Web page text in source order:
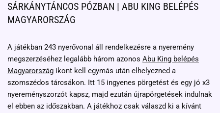
SÁRKÁNYTÁNCOS PÓZBAN | ABU KING BELÉPÉS
MAGYARORSZÁG
A játékban 243 nyerővonal áll rendelkezésre a nyeremény
megszerzéséhez legalább három azonos Abu King belépés
Magyarország ikont kell egymás után elhelyezned a
szomszédos tárcsákon. Itt 15 ingyenes pörgetést és egy jó x3
nyereményszorzót kapsz, majd ezután újrapörgetések indulnak
el ebben az időszakban. A játékhoz csak válaszd ki a kívánt